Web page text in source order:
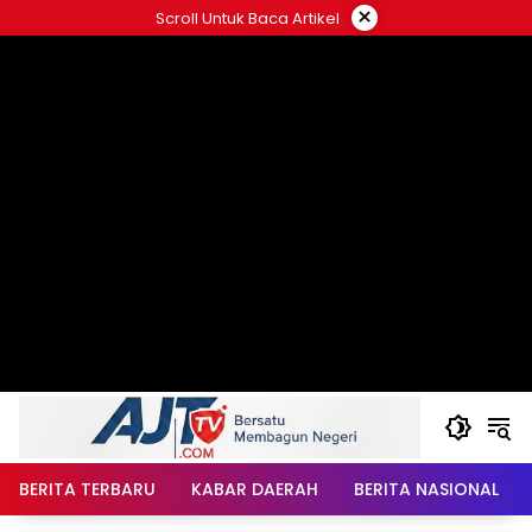
ke
Scroll Untuk Baca Artikel ×
BERITA TERBARU KABAR DAERAH BERITA NASIONAL